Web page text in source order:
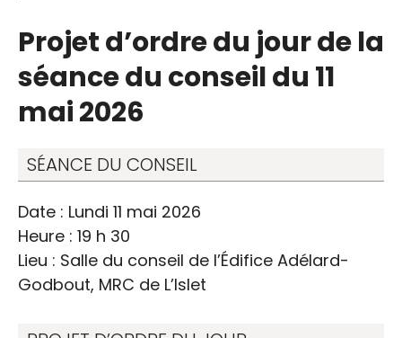
Projet d’ordre du jour de la
séance du conseil du 11
mai 2026
SÉANCE DU CONSEIL
Date : Lundi 11 mai 2026
Heure : 19 h 30
Lieu : Salle du conseil de l’Édifice Adélard-
Godbout, MRC de L’Islet